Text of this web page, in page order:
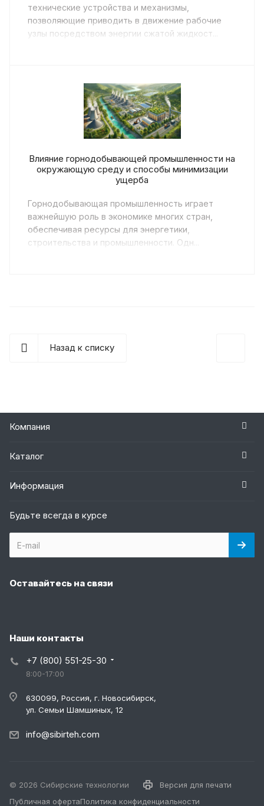
технические устройства и механизмы,
позволяющие приводить в движение рабочие
узлы посредством энергии сжатой жидкост...
Влияние горнодобывающей промышленности на
окружающую среду и способы минимизации
ущерба
Горнодобывающая промышленность играет
важнейшую роль в экономике многих стран,
обеспечивая ресурсы для энергетики,
строительства и промышленности. Одн...
Назад к списку
Компания
Каталог
Информация
Будьте всегда в курсе
Оставайтесь на связи
Наши контакты
+7 (800) 551-25-30
8:00-17:00
630099, Россия, г. Новосибирск,
ул. Семьи Шамшиных, 12
info@sibirteh.com
© 2026 Сибирские технологии
Версия для печати
Публичная офертаПолитика конфиденциальности